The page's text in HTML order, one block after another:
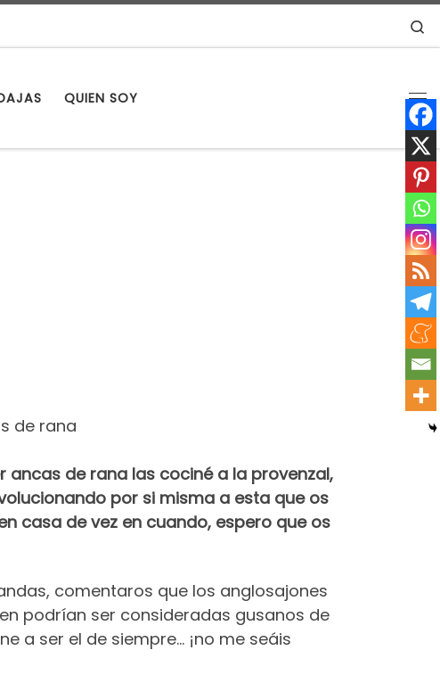
QUIEN SOY
de rana las cociné a la provenzal,
por si misma a esta que os
casa de vez en cuando, espero que os
comentaros que los anglosajones
podrían ser consideradas gusanos de
a ser el de siempre… ¡no me seáis